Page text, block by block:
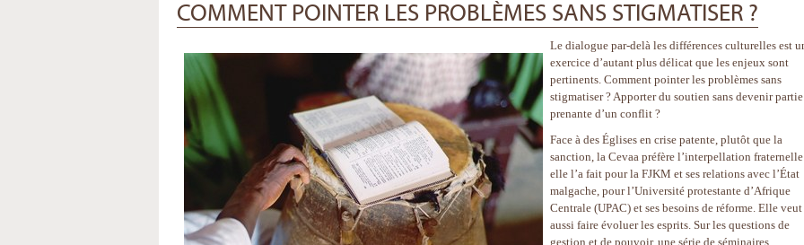
COMMENT POINTER LES PROBLÈMES SANS STIGMATISER ?
Le dialogue par-delà les différences culturelles est
exercice d’autant plus délicat que les enjeux sont
pertinents. Comment pointer les problèmes sans
stigmatiser ? Apporter du soutien sans devenir partie
prenante d’un conflit ?
Face à des Églises en crise patente, plutôt que la
sanction, la Cevaa préfère l’interpellation
elle l’a fait pour la FJKM et ses relations avec l’État
malgache, pour l’Université protestante d’Afrique
Centrale (UPAC) et ses besoins de réforme. Elle veut
aussi faire évoluer les esprits. Sur les questions de
gestion et de pouvoir, une série de séminaires